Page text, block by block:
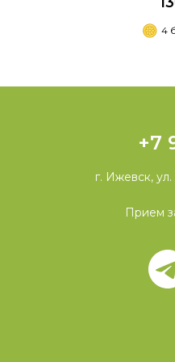
4
+7
г. Ижевск,
Прием